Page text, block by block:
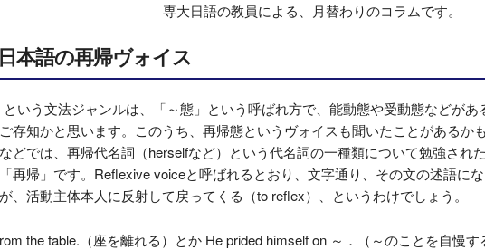
専大日語の教員による、月替わりのコラムです。
本語の再帰ヴォイス
いう文法ジャンルは、「～態」という呼ばれ方で、能動態や受動態などがあ
存知かと思います。このうち、再帰態というヴォイスも聞いたことがあるか
どでは、再帰代名詞（herselfなど）という代名詞の一種類について勉強され
再帰」です。Reflexive voiceと呼ばれるとおり、文字通り、その文の述語に
、活動主体本人に反射して戻ってくる（to reflex）、というわけでしょう。
the table.（座を離れる）とか He prided himself on ～．（～のことを自慢す